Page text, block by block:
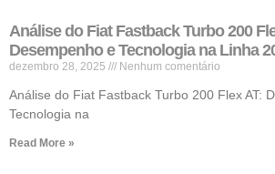
Análise do Fiat Fastback Turbo 200
Desempenho e Tecnologia na Linha
dezembro 28, 2025 Nenhum comentário
Análise do Fiat Fastback Turbo 200 Flex AT:
Tecnologia na
Read More »